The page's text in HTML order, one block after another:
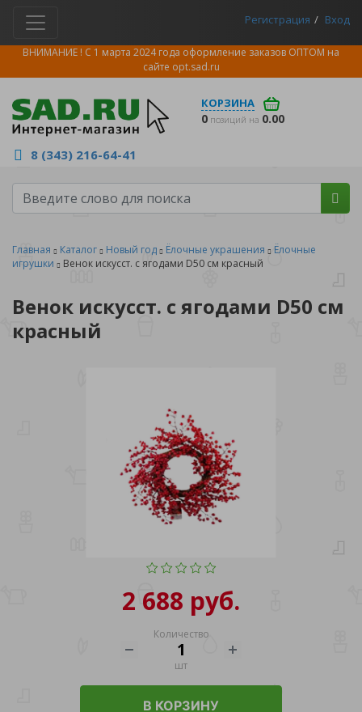
Регистрация Вход
ВНИМАНИЕ ! С 1 марта 2024 года оформление заказов ОПТОМ на
сайте opt.sad.ru
КОРЗИНА
0 позиций на 0.00
8 (343) 216-64-41
Главная Каталог Новый год Ёлочные украшения
Ёлочные
игрушки
Венок искусст. с ягодами D50 см красный
Венок искусст. с ягодами D50 см
красный
2 688 руб.
Количество
шт
В КОРЗИНУ